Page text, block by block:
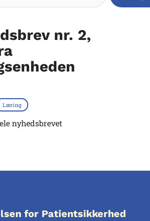
nr. 2,
Læring
nyhedsbrevet
for Patientsikkerhed